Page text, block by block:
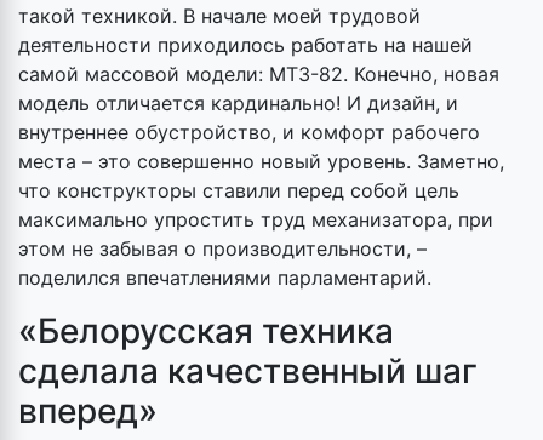
такой техникой. В начале моей трудовой
деятельности приходилось работать на нашей
самой массовой модели: МТЗ-82. Конечно, новая
модель отличается кардинально! И дизайн, и
внутреннее обустройство, и комфорт рабочего
места – это совершенно новый уровень. Заметно,
что конструкторы ставили перед собой цель
максимально упростить труд механизатора, при
этом не забывая о производительности, –
поделился впечатлениями парламентарий.
«Белорусская техника
сделала качественный шаг
вперед»